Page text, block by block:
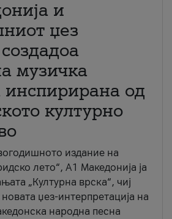
и
џез
музичка
инспирирана од
културно
издание на
лето“, А1 Македонија ја
„Културна врска“, чиј
џез-интерпретација на
народна песна